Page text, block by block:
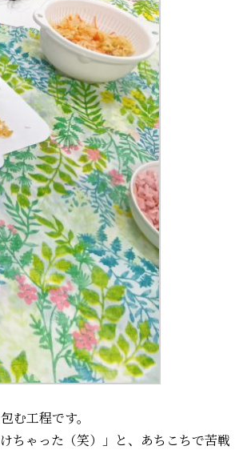
む工程です。
ちゃった（笑）」と、あちこちで苦戦